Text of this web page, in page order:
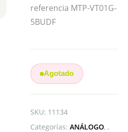
referencia MTP-VT01G-
5BUDF
Agotado
SKU: 11134
Categorías: ANÁLOGO ,